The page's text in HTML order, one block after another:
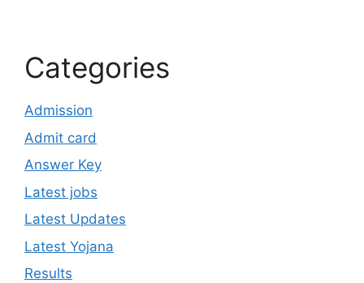
Categories
Admission
Admit card
Answer Key
Latest jobs
Latest Updates
Latest Yojana
Results